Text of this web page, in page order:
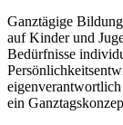
Ganztägige
auf Kinder und
Bedürfnisse
ein